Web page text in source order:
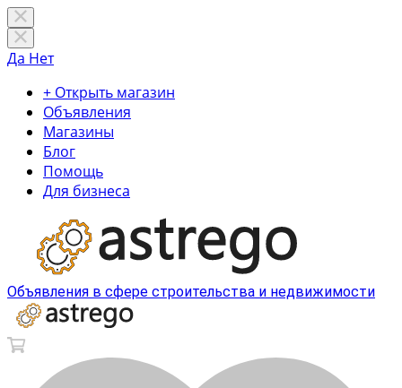
Да Нет
+ Открыть магазин
Объявления
Магазины
Блог
Помощь
Для бизнеса
Объявления в сфере строительства и недвижимости